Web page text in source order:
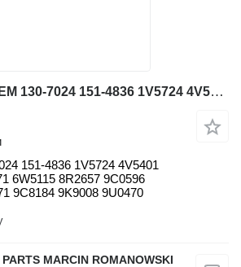
DIFFERENTIAL OEM 130-7024 151-4836 1V5724 4V5401 5V1271 6W5115 8R2657 9C0596 9C8171 9C8184 9K9008 9U0470 для фронтального погрузчика Caterpillar 814F / 950 / 966D / 950B / 950E / 928F / 936 / 950F / 966F
151-4836 1V5724 4V5401
6W5115 8R2657 9C0596
9C8184 9K9008 9U0470
MARCIN ROMANOWSKI